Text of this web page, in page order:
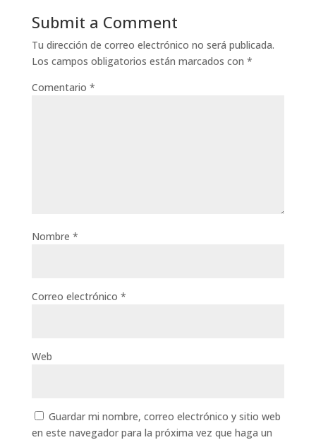
Submit a Comment
Tu dirección de correo electrónico no será publicada.
Los campos obligatorios están marcados con *
Comentario *
Nombre *
Correo electrónico *
Web
Guardar mi nombre, correo electrónico y sitio web
en este navegador para la próxima vez que haga un